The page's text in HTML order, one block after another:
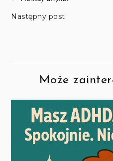
Następny post
Może